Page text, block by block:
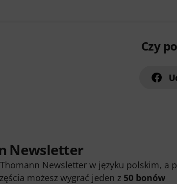
Czy
Newsletter
Newsletter w języku polskim, a
możesz wygrać jeden z 50 bonów